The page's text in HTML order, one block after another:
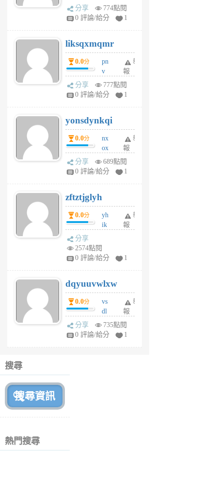
rv
pj
6
個
月
前
分享
774點閱
0 評論/給分
1
liksqxmqmr
0.0分
pn
v
wt
sv
6
個
月
前
舉
報
分享
777點閱
0 評論/給分
1
yonsdynkqi
0.0分
nx
ox
rh
pe
月
前
舉
報
分享
689點閱
0 評論/給分
1
zftztjglyh
0.0分
yh
ik
tu
6
個
月
前
舉
報
分享
2574點閱
0 評論/給分
1
dqyuuvwlxw
0.0分
vs
dl
sq
fy
舉
報
分享
735點閱
0 評論/給分
1
搜尋
熱門搜尋